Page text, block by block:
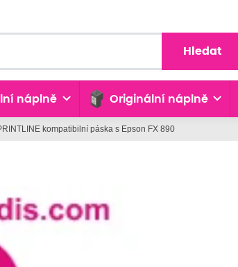
Hledat
náplně Originální náplně
kompatibilní páska s Epson FX 890